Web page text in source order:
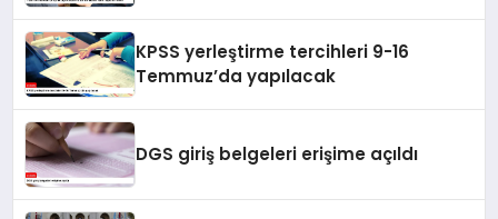
KPSS yerleştirme tercihleri 9-16
Temmuz’da yapılacak
DGS giriş belgeleri erişime açıldı